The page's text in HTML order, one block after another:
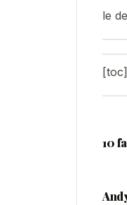
le
[toc]
10